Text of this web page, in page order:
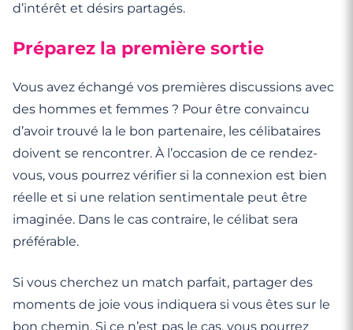
d’intérêt et désirs partagés.
Préparez la première sortie
Vous avez échangé vos premières discussions avec
des hommes et femmes ? Pour être convaincu
d’avoir trouvé la le bon partenaire, les célibataires
doivent se rencontrer. À l’occasion de ce rendez-
vous, vous pourrez vérifier si la connexion est bien
réelle et si une relation sentimentale peut être
imaginée. Dans le cas contraire, le célibat sera
préférable.
Si vous cherchez un match parfait, partager des
moments de joie vous indiquera si vous êtes sur le
bon chemin. Si ce n’est pas le cas, vous pourrez